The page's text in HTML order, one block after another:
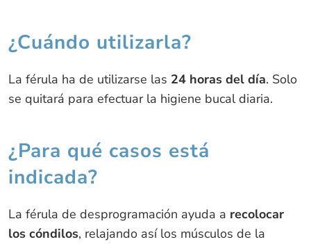
¿Cuándo utilizarla?
La férula ha de utilizarse las 24 horas del día. Solo
se quitará para efectuar la higiene bucal diaria.
¿Para qué casos está
indicada?
La férula de desprogramación ayuda a recolocar
los cóndilos, relajando así los músculos de la